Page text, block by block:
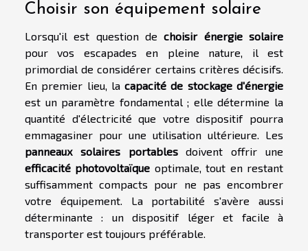
Choisir son équipement solaire
Lorsqu'il est question dechoisir énergie solaire
pour vos escapades en pleine nature, il est
primordial de considérer certains critères décisifs.
En premier lieu, lacapacité de stockage d'énergie
est un paramètre fondamental ; elle détermine la
quantité d'électricité que votre dispositif pourra
emmagasiner pour une utilisation ultérieure. Les
panneaux solaires portablesdoivent offrir une
efficacité photovoltaïque optimale, tout en restant
suffisamment compacts pour ne pas encombrer
votre équipement. La portabilité s'avère aussi
déterminante : un dispositif léger et facile à
transporter est toujours préférable.